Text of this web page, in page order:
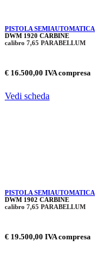
PISTOLA SEMIAUTOMATICA
DWM 1920 CARBINE
calibro 7,65 PARABELLUM
€ 16.500,00 IVA compresa
Vedi scheda
PISTOLA SEMIAUTOMATICA
DWM 1902 CARBINE
calibro 7,65 PARABELLUM
€ 19.500,00 IVA compresa